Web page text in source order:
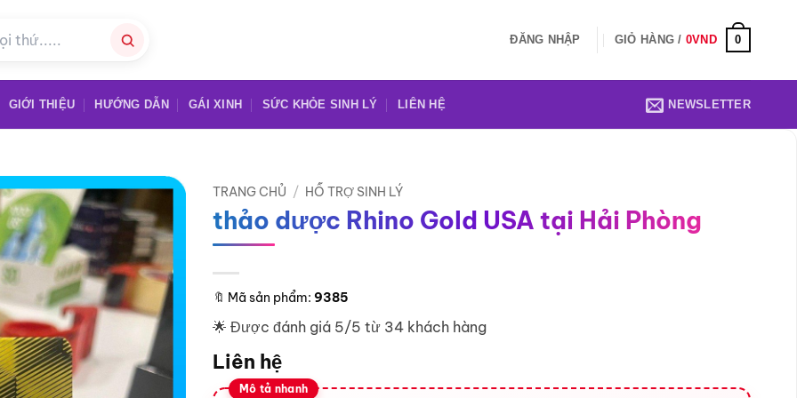
ĐĂNG NHẬP GIỎ HÀNG / 0VND 0
GIỚI THIỆU HƯỚNG DẪN GÁI XINH SỨC KHỎE SINH LÝ LIÊN HỆ NEWSLETTER
TRANG CHỦ / HỖ TRỢ SINH LÝ
thảo dược Rhino Gold USA tại Hải Phòng
🔖 Mã sản phẩm: 9385
🌟 Được đánh giá 5/5 từ 34 khách hàng
Liên hệ